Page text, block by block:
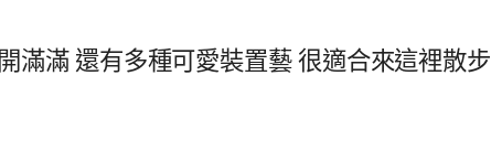
滿滿 還有多種可愛裝置藝 很適合來這裡散步